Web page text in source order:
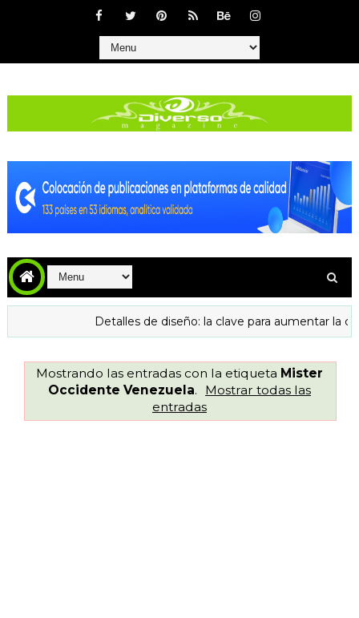
Detalles de diseño: la clave para aumentar la confianza y las
Mostrando las entradas con la etiqueta Mister
Occidente Venezuela.
Mostrar todas las
entradas